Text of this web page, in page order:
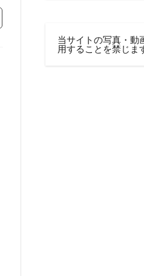
当サイトの写真・動
用することを禁じま